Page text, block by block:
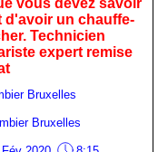
vous devez savoir
d'avoir un chauffe-
Technicien
expert remise
Bruxelles
Bruxelles